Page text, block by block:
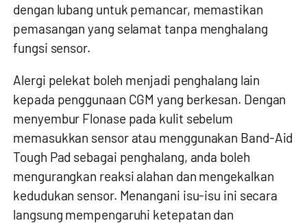
dengan lubang untuk pemancar, memastikan
pemasangan yang selamat tanpa menghalang
fungsi sensor.
Alergi pelekat boleh menjadi penghalang lain
kepada penggunaan CGM yang berkesan. Dengan
menyembur Flonase pada kulit sebelum
memasukkan sensor atau menggunakan Band-Aid
Tough Pad sebagai penghalang, anda boleh
mengurangkan reaksi alahan dan mengekalkan
kedudukan sensor. Menangani isu-isu ini secara
langsung mempengaruhi ketepatan dan